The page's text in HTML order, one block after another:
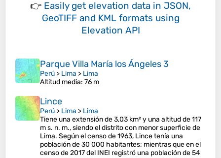
👉 Easily get elevation data in JSON,
GeoTIFF and KML formats using
Elevation API
Parque Villa María los Ángeles 3
Perú > Lima > Lima
Altitud media: 76 m
Lince
Perú > Lima > Lima
Tiene una extensión de 3,03 km² y una altitud de 117
m s. n. m., siendo el distrito con menor superficie de
Lima. Según el censo de 1963, Lince tenía una
población de 30 000 habitantes; mientras que en el
censo de 2017 del INEI registró una población de 54